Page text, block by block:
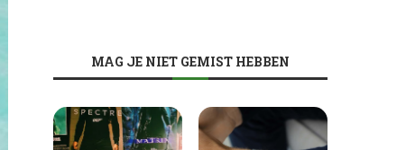
MAG JE NIET GEMIST HEBBEN